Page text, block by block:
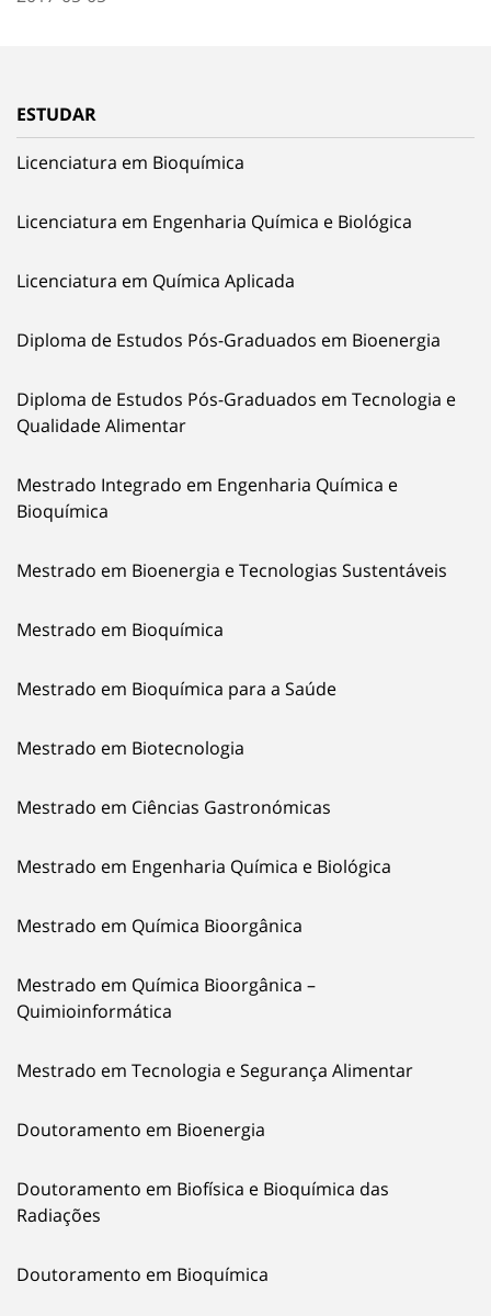
ESTUDAR
Licenciatura em Bioquímica
Licenciatura em Engenharia Química e Biológica
Licenciatura em Química Aplicada
Diploma de Estudos Pós-Graduados em Bioenergia
Diploma de Estudos Pós-Graduados em Tecnologia e
Qualidade Alimentar
Mestrado Integrado em Engenharia Química e
Bioquímica
Mestrado em Bioenergia e Tecnologias Sustentáveis
Mestrado em Bioquímica
Mestrado em Bioquímica para a Saúde
Mestrado em Biotecnologia
Mestrado em Ciências Gastronómicas
Mestrado em Engenharia Química e Biológica
Mestrado em Química Bioorgânica
Mestrado em Química Bioorgânica –
Quimioinformática
Mestrado em Tecnologia e Segurança Alimentar
Doutoramento em Bioenergia
Doutoramento em Biofísica e Bioquímica das
Radiações
Doutoramento em Bioquímica